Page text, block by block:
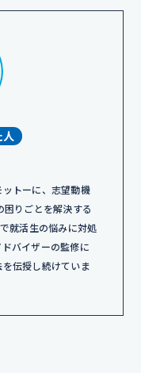
人
ットーに、志望動機
困りごとを解決する
就活生の悩みに対処
バイザーの監修に
伝授し続けていま